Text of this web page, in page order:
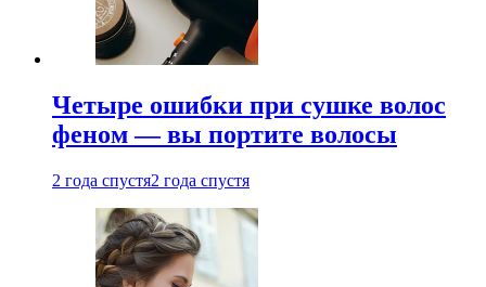
Четыре ошибки при сушке волос
феном — вы портите волосы
2 года спустя2 года спустя